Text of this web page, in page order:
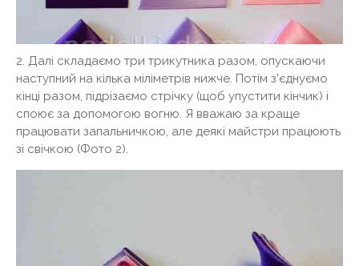
2. Далі складаємо три трикутника разом, опускаючи
наступний на кілька міліметрів нижче. Потім з'єднуємо
кінці разом, підрізаємо стрічку (щоб упустити кінчик) і
споює за допомогою вогню. Я вважаю за краще
працювати запальничкою, але деякі майстри працюють
зі свічкою (Фото 2).